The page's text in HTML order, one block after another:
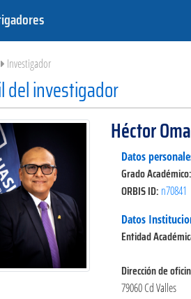
Investigador
del investigador
Héctor
Datos
Grado Académico:
ORBIS ID: n70841
Datos
Entidad
Dirección de
79060 Cd Valles